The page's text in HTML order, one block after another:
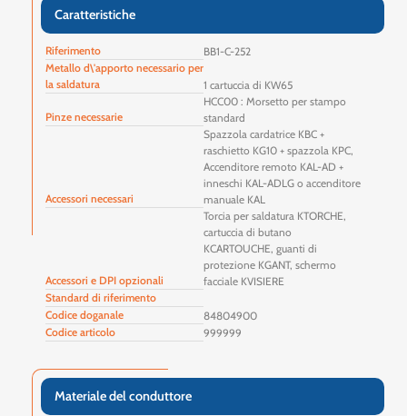
Caratteristiche
Riferimento
BB1-C-252
Metallo d\'apporto necessario per
la saldatura
1 cartuccia di KW65
Pinze necessarie
HCC00 : Morsetto per stampo
standard
Accessori necessari
Spazzola cardatrice KBC +
raschietto KG10 + spazzola KPC,
Accenditore remoto KAL-AD +
inneschi KAL-ADLG o accenditore
manuale KAL
Accessori e DPI opzionali
Torcia per saldatura KTORCHE,
cartuccia di butano
KCARTOUCHE, guanti di
protezione KGANT, schermo
facciale KVISIERE
Standard di riferimento
Codice doganale
84804900
Codice articolo
999999
Materiale del conduttore